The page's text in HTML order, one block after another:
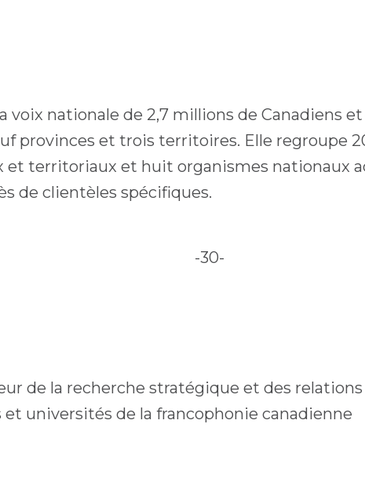
voix nationale de 2,7 millions de Canadiens
provinces et trois territoires. Elle regroupe
et territoriaux et huit organismes nationaux
de clientèles spécifiques.
-30-
de la recherche stratégique et des
et universités de la francophonie canadienne